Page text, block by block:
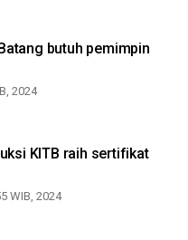
butuh pemimpin
2024
KITB raih sertifikat
WIB, 2024